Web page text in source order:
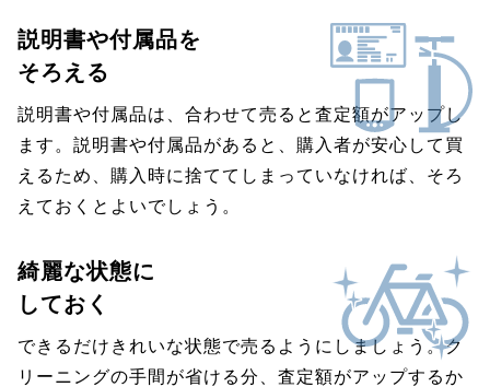
説明書や付属品を
そろえる
説明書や付属品は、合わせて売ると査定額がアップし
ます。説明書や付属品があると、購入者が安心して買
えるため、購入時に捨ててしまっていなければ、そろ
えておくとよいでしょう。
綺麗な状態に
しておく
できるだけきれいな状態で売るようにしましょう。ク
リーニングの手間が省ける分、査定額がアップするか